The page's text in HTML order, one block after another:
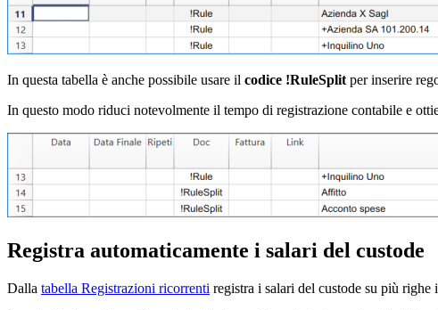
In questa tabella è anche possibile usare il codice !RuleSplit per inserire
In questo modo riduci notevolmente il tempo di registrazione contabile e
Registra automaticamente i salari del custode
Dalla tabella Registrazioni ricorrenti registra i salari del custode su più righe